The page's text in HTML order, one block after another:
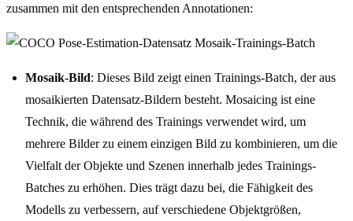
zusammen mit den entsprechenden Annotationen:
Mosaik-Bild: Dieses Bild zeigt einen Trainings-Batch, der aus
mosaikierten Datensatz-Bildern besteht. Mosaicing ist eine
Technik, die während des Trainings verwendet wird, um
mehrere Bilder zu einem einzigen Bild zu kombinieren, um die
Vielfalt der Objekte und Szenen innerhalb jedes Trainings-
Batches zu erhöhen. Dies trägt dazu bei, die Fähigkeit des
Modells zu verbessern, auf verschiedene Objektgrößen,